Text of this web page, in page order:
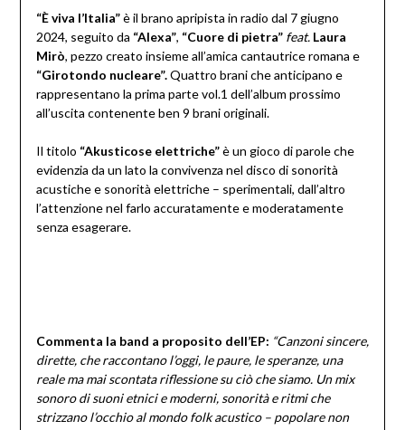
“È viva l’Italia”è il brano apripista in radio dal 7 giugno
2024, seguito da “Alexa”, “Cuore di pietra” feat. Laura
Mirò, pezzo creato insieme all’amica cantautrice romana e
“Girotondo nucleare”.Quattro brani che anticipano e
rappresentano la prima parte vol.1 dell’album prossimo
all’uscita contenente ben 9 brani originali.
Il titolo “Akusticose elettriche”è un gioco di parole che
evidenzia da un lato la convivenza nel disco di sonorità
acustiche e sonorità elettriche – sperimentali, dall’altro
l’attenzione nel farlo accuratamente e moderatamente
senza esagerare.
Commenta la band a proposito dell’EP: “Canzoni sincere,
dirette, che raccontano l’oggi, le paure, le speranze, una
reale ma mai scontata riflessione su ciò che siamo. Un mix
sonoro di suoni etnici e moderni, sonorità e ritmi che
strizzano l’occhio al mondo folk acustico – popolare non